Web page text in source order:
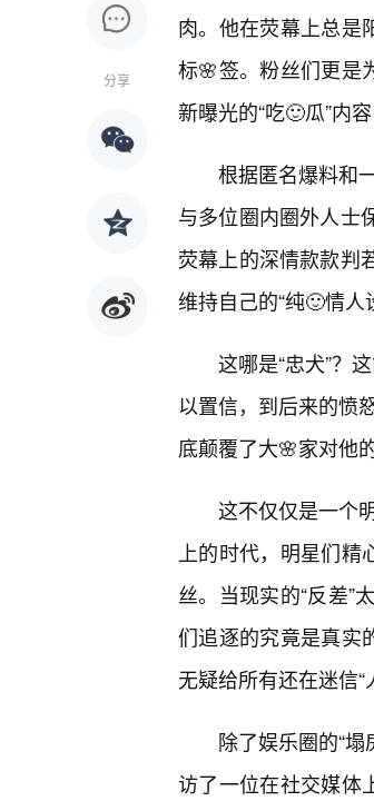
分享
肉。他在荧幕上总是
标🌸签。粉丝们更是
新曝光的“吃🙂瓜”内
根据匿名爆料和
与多位圈内圈外人士
荧幕上的深情款款判
维持自己的“纯🙂情人
这哪是“忠犬”？
以置信，到后来的愤
底颠覆了大🌸家对他
这不仅仅是一个
上的时代，明星们
丝。当现实的“反差”
们追逐的究竟是真实
无疑给所有还在迷信“
除了娱乐圈的“
访了一位在社交媒体